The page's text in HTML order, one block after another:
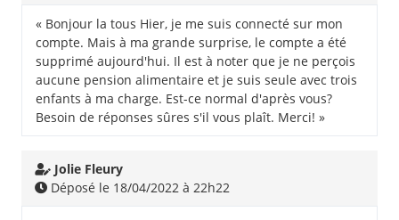
« Bonjour la tous Hier, je me suis connecté sur mon
compte. Mais à ma grande surprise, le compte a été
supprimé aujourd'hui. Il est à noter que je ne perçois
aucune pension alimentaire et je suis seule avec trois
enfants à ma charge. Est-ce normal d'après vous?
Besoin de réponses sûres s'il vous plaît. Merci! »
Jolie Fleury
Déposé le 18/04/2022 à 22h22